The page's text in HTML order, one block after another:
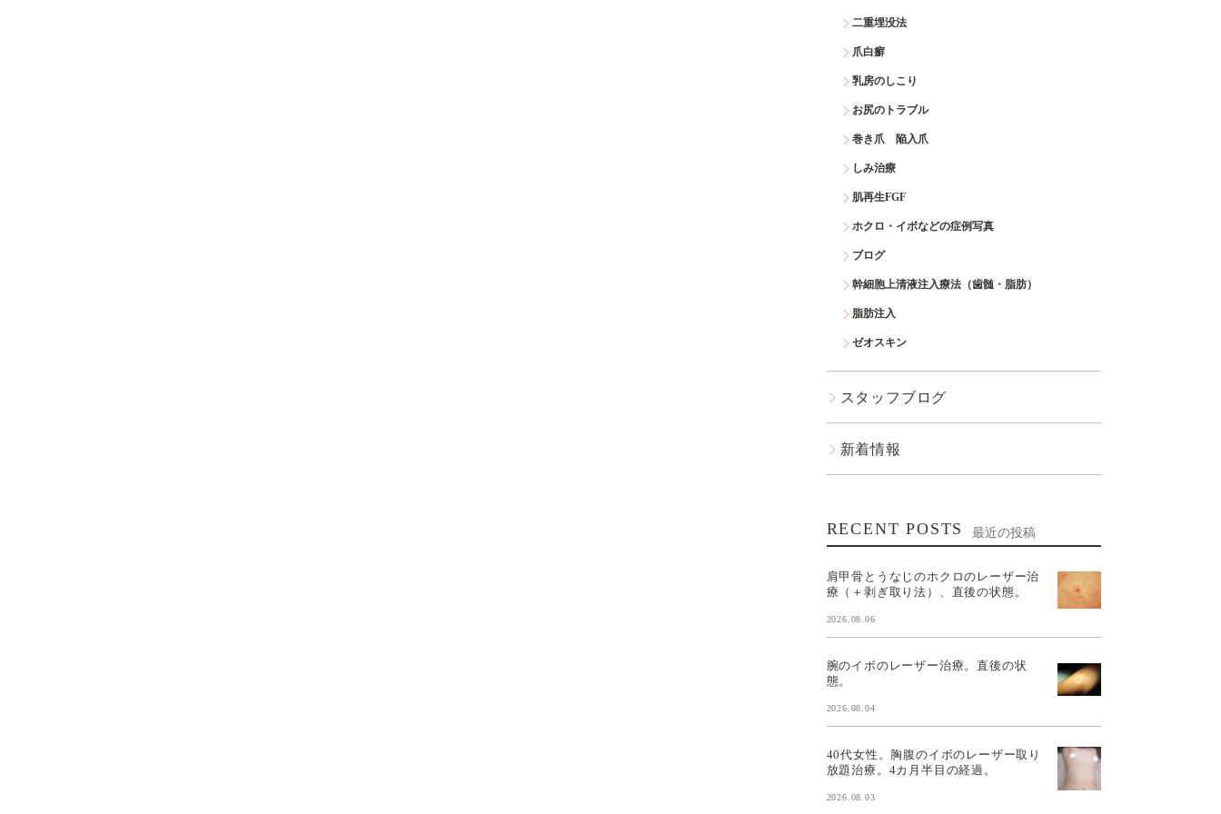
二重埋没法
爪白癬
乳房のしこり
お尻のトラブル
巻き爪 陥入爪
しみ治療
肌再生FGF
ホクロ・イボなどの症例写真
ブログ
幹細胞上清液注入療法（歯髄・脂肪）
脂肪注入
ゼオスキン
スタッフブログ
新着情報
RECENT POSTS 最近の投稿
肩甲骨とうなじのホクロのレーザー治
療（＋剥ぎ取り法）、直後の状態。
2026.08.06
腕のイボのレーザー治療。直後の状
態。
2026.08.04
40代女性。胸腹のイボのレーザー取り
放題治療。4カ月半目の経過。
2026.08.03